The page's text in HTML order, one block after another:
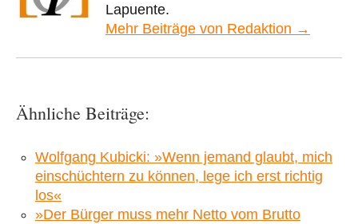
Lapuente.
Mehr Beiträge von Redaktion →
Ähnliche Beiträge:
Wolfgang Kubicki: »Wenn jemand glaubt, mich
einschüchtern zu können, lege ich erst richtig
los«
»Der Bürger muss mehr Netto vom Brutto